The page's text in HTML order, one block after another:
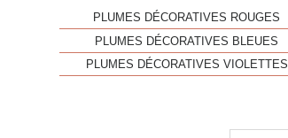
PLUMES DÉCORATIVES ROUGES
PLUMES DÉCORATIVES BLEUES
PLUMES DÉCORATIVES VIOLETTES